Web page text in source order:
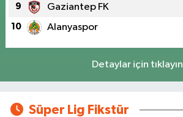
9 Gaziantep FK
10 Alanyaspor
Detaylar için tıklayın
Süper Lig Fikstür